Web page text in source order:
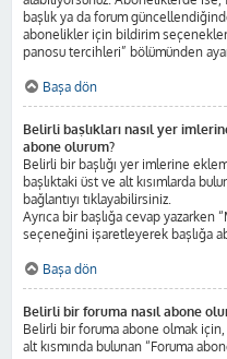
başlık ya da forum
abonelikler için bildirim
panosu tercihleri” bölümünden
Başa dön
Belirli başlıkları nasıl yer
abone olurum?
Belirli bir başlığı yer imlerine
başlıktaki üst ve alt kısımlarda
bağlantıyı tıklayabilirsiniz.
Ayrıca bir başlığa cevap
seçeneğini işaretleyerek başlığa
Başa dön
Belirli bir foruma nasıl abone
Belirli bir foruma abone olmak için,
alt kısmında bulunan “Foruma